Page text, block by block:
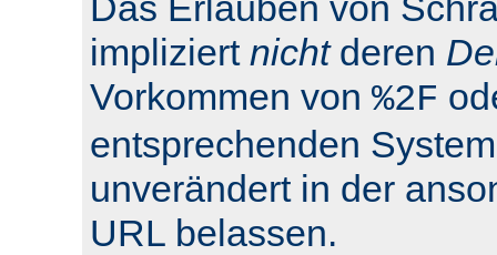
impliziert nichtderen
Vorkommen von %2F
entsprechenden
unverändert in der
URL belassen.